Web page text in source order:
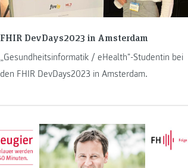
FHIR DevDays2023 in Amsterdam
„Gesundheitsinformatik / eHealth"-Studentin bei
den FHIR DevDays2023 in Amsterdam.